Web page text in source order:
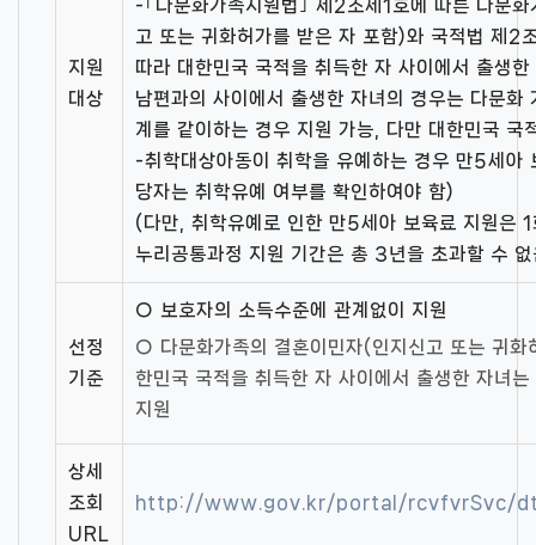
지원
대상
-｢다문화가족지원법｣ 제2조제1호에 따른 다문
고 또는 귀화허가를 받은 자 포함)와 국적법 제2
따라 대한민국 국적을 취득한 자 사이에서 출생
남편과의 사이에서 출생한 자녀의 경우는 다문화
계를 같이하는 경우 지원 가능, 다만 대한민국 국
-취학대상아동이 취학을 유예하는 경우 만5세아
당자는 취학유예 여부를 확인하여야 함)
(다만, 취학유예로 인한 만5세아 보육료 지원은
누리공통과정 지원 기간은 총 3년을 초과할 수
선정
기준
○ 보호자의 소득수준에 관계없이 지원
○ 다문화가족의 결혼이민자(인지신고 또는 귀화
한민국 국적을 취득한 자 사이에서 출생한 자녀
지원
상세
조회
URL
http://www.gov.kr/portal/rcvfvrSvc/